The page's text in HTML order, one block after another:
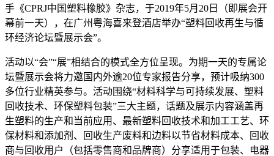
手《CPRJ中国塑料橡胶》杂志，于2019年5月20日（即展会开
幕前一天），在广州粤海喜来登酒店举办“塑料回收再生与循
环经济论坛暨展示会”。
活动以“会”“展”相结合的模式全方位呈现。为期一天的专属论
坛暨展示会将力邀国内外逾20位专家报告分享，预计吸纳300
多位行业精英参与。活动围绕“材料科学与可持续发展、塑料
回收技术、环保塑料包装”三大主题，话题及展示内容涵盖再
生塑料的生产和当前应用、最新塑料回收技术和加工工艺、环
保材料和添加剂、回收生产废料和边料以节省材料成本、回收
商与回收用户（包括零售商和品牌商）分享适用于包装、电器